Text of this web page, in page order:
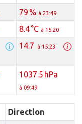
79 % à 23:49
8.4 °C à 15:20
14.7 à 15:23
1037.5 hPa
à 09:49
Direction